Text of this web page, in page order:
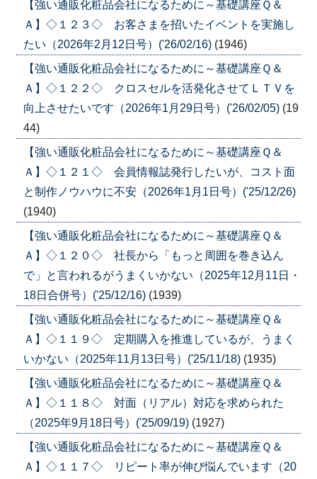
【強い通販化粧品会社になるために～基礎講座Ｑ＆
Ａ】◇１２３◇ お客さまを招いたイベントを実施し
たい（2026年2月12日号）('26/02/16) (1946)
【強い通販化粧品会社になるために～基礎講座Ｑ＆
Ａ】◇１２２◇ クロスセルを活発化させてＬＴＶを
向上させたいです（2026年1月29日号）('26/02/05) (19
44)
【強い通販化粧品会社になるために～基礎講座Ｑ＆
Ａ】◇１２１◇ 会員情報誌発行したいが、コスト面
と制作ノウハウに不安（2026年1月1日号）('25/12/26)
(1940)
【強い通販化粧品会社になるために～基礎講座Ｑ＆
Ａ】◇１２０◇ 社長から「もっと周囲を巻き込ん
で」と言われるがうまくいかない（2025年12月11日・
18日合併号）('25/12/16) (1939)
【強い通販化粧品会社になるために～基礎講座Ｑ＆
Ａ】◇１１９◇ 定期購入を推進しているが、うまく
いかない（2025年11月13日号）('25/11/18) (1935)
【強い通販化粧品会社になるために～基礎講座Ｑ＆
Ａ】◇１１８◇ 対面（リアル）対応を求められた
（2025年9月18日号）('25/09/19) (1927)
【強い通販化粧品会社になるために～基礎講座Ｑ＆
Ａ】◇１１７◇ リピート率が伸び悩んでいます（20